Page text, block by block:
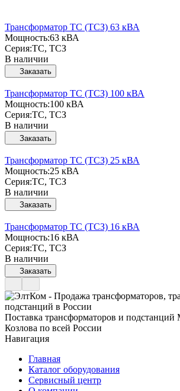
Трансформатор ТС (ТСЗ) 63 кВА
Мощность:63 кВА
Серия:ТС, ТСЗ
В наличии
Заказать
Трансформатор ТС (ТСЗ) 100 кВА
Мощность:100 кВА
Серия:ТС, ТСЗ
В наличии
Заказать
Трансформатор ТС (ТСЗ) 25 кВА
Мощность:25 кВА
Серия:ТС, ТСЗ
В наличии
Заказать
Трансформатор ТС (ТСЗ) 16 кВА
Мощность:16 кВА
Серия:ТС, ТСЗ
В наличии
Заказать
Поставка трансформаторов и
Козлова по всей России
Навигация
Главная
Каталог оборудования
Сервисный центр